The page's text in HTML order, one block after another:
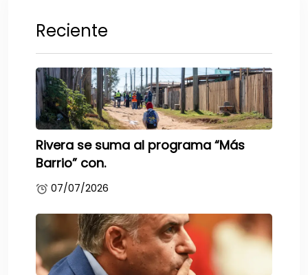
Reciente
Rivera se suma al programa “Más
Barrio” con.
07/07/2026